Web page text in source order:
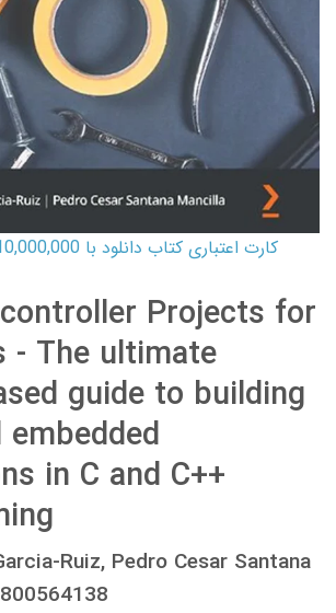
Projects for
- The ultimate
guide to building
in C and C++
Ruiz, Pedro Cesar Santana